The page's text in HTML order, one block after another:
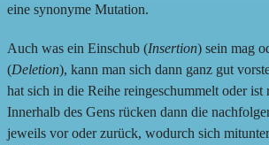
eine synonyme Mutation.
Auch was ein Einschub (Insertion) sein mag
(Deletion), kann man sich dann ganz gut
hat sich in die Reihe reingeschummelt oder ist
Innerhalb des Gens rücken dann die
jeweils vor oder zurück, wodurch sich